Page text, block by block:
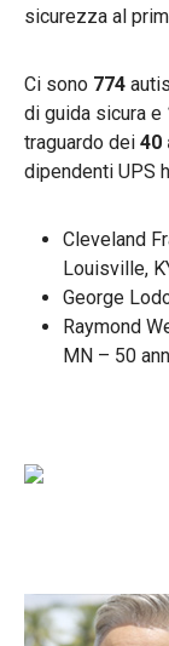
sicurezza al
Ci sono 774
di guida sicura e
traguardo dei 40
dipendenti UPS
Cleveland
Louisville,
George
Raymond
MN – 50